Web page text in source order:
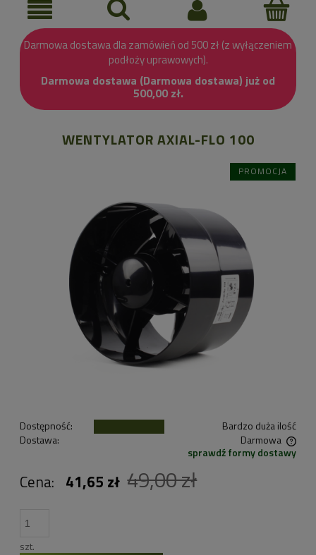
Darmowa dostawa dla zamówień od 500 zł (z wyłączeniem
podłoży uprawowych).
Darmowa dostawa (Darmowa dostawa) już od
500,00 zł.
WENTYLATOR AXIAL-FLO 100
PROMOCJA
Dostępność:
Bardzo duża ilość
Dostawa:
Darmowa
Cena nie zawiera ewentualnych kosztów płatnościsprawdź formy dostawy
Cena: 41,65 zł 49,00 zł
szt.